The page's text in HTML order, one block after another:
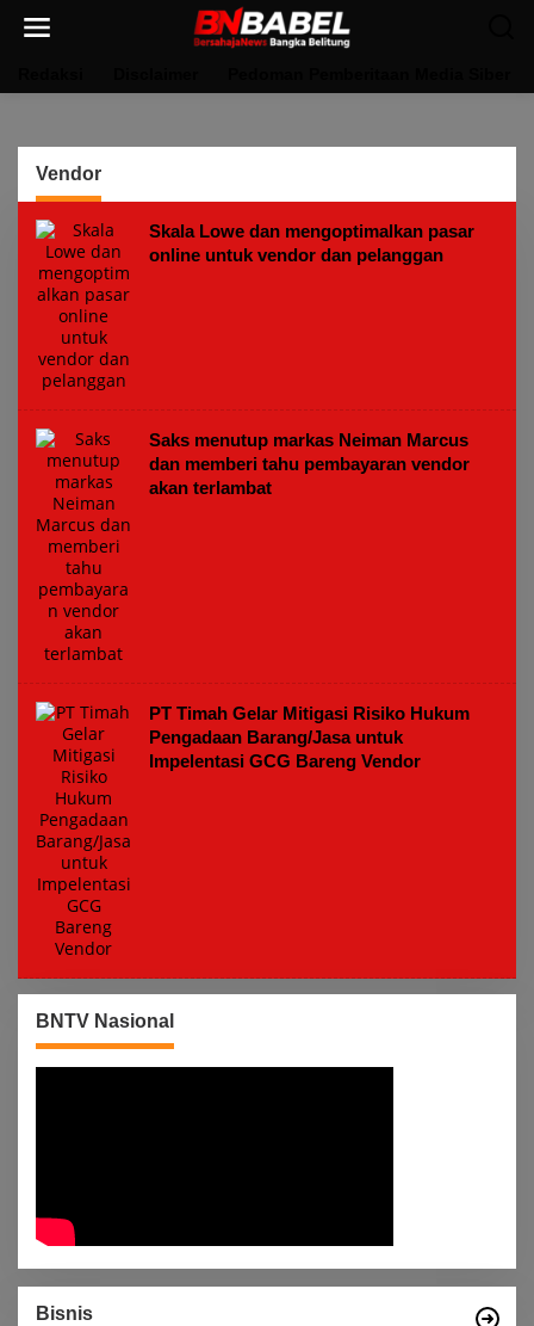
Vendor
Skala Lowe dan mengoptimalkan pasar
online untuk vendor dan pelanggan
Saks menutup markas Neiman Marcus
dan memberi tahu pembayaran vendor
akan terlambat
PT Timah Gelar Mitigasi Risiko Hukum
Pengadaan Barang/Jasa untuk
Impelentasi GCG Bareng Vendor
BNTV Nasional
Bisnis